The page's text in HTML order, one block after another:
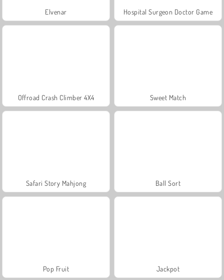
Elvenar Hospital Surgeon Doctor Game
Offroad Crash Climber 4X4 Sweet Match
Safari Story Mahjong Ball Sort
Pop Fruit Jackpot